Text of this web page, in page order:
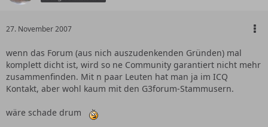
27. November 2007
wenn das Forum (aus nich auszudenkenden Gründen) mal
komplett dicht ist, wird so ne Community garantiert nicht mehr
zusammenfinden. Mit n paar Leuten hat man ja im ICQ
Kontakt, aber wohl kaum mit den G3forum-Stammusern.
wäre schade drum